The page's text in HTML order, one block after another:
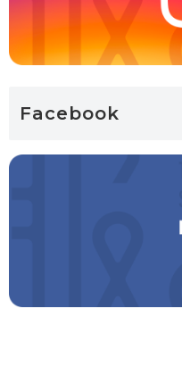
Facebook